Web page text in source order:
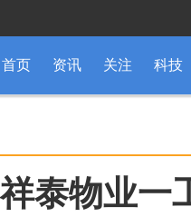
首页 资讯 关注 科技
泰物业